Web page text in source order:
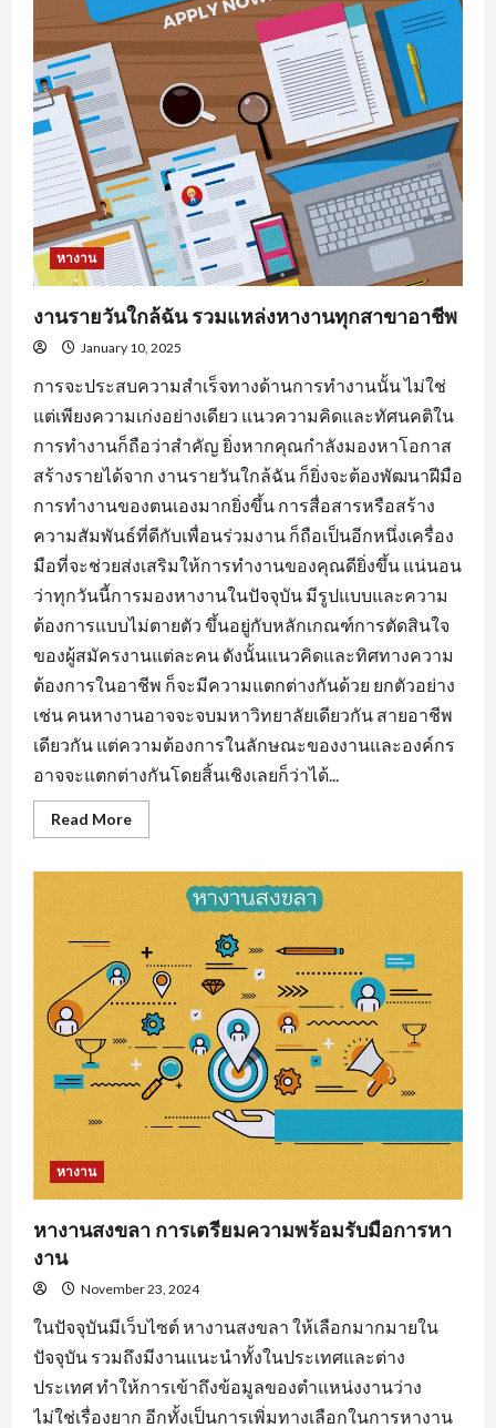
ด้าน
สาย
อาชีพ
หางาน
งานรายวันใกล้ฉัน รวมแหล่งหางานทุกสาขาอาชีพ
January 10, 2025
การจะประสบความสำเร็จทางด้านการทำงานนั้น ไม่ใช่
แต่เพียงความเก่งอย่างเดียว แนวความคิดและทัศนคติใน
การทำงานก็ถือว่าสำคัญ ยิ่งหากคุณกำลังมองหาโอกาส
สร้างรายได้จาก งานรายวันใกล้ฉัน ก็ยิ่งจะต้องพัฒนาฝีมือ
การทำงานของตนเองมากยิ่งขึ้น การสื่อสารหรือสร้าง
ความสัมพันธ์ที่ดีกับเพื่อนร่วมงาน ก็ถือเป็นอีกหนึ่งเครื่อง
มือที่จะช่วยส่งเสริมให้การทำงานของคุณดียิ่งขึ้น แน่นอน
ว่าทุกวันนี้การมองหางานในปัจจุบัน มีรูปแบบและความ
ต้องการแบบไม่ตายตัว ขึ้นอยู่กับหลักเกณฑ์การตัดสินใจ
ของผู้สมัครงานแต่ละคน ดังนั้นแนวคิดและทิศทางความ
ต้องการในอาชีพ ก็จะมีความแตกต่างกันด้วย ยกตัวอย่าง
เช่น คนหางานอาจจะจบมหาวิทยาลัยเดียวกัน สายอาชีพ
เดียวกัน แต่ความต้องการในลักษณะของงานและองค์กร
อาจจะแตกต่างกันโดยสิ้นเชิงเลยก็ว่าได้...
Read MoreRead
more
รวม
แหล่ง
หา
งาน
ทุก
สาขา
อาชีพ
หางาน
หางานสงขลา การเตรียมความพร้อมรับมือการหา
งาน
November 23, 2024
ในปัจจุบันมีเว็บไซต์ หางานสงขลา ให้เลือกมากมายใน
ปัจจุบัน รวมถึงมีงานแนะนำทั้งในประเทศและต่าง
ประเทศ ทำให้การเข้าถึงข้อมูลของตำแหน่งงานว่าง
ไม่ใช่เรื่องยาก อีกทั้งเป็นการเพิ่มทางเลือกในการหางาน